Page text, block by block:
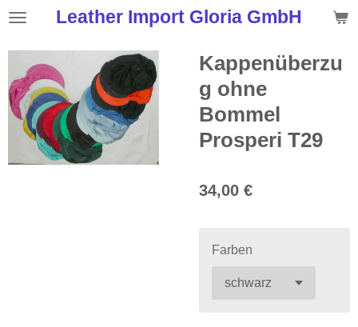
Zum
springen
Leather Import Gloria GmbH
Kappenüberzu
g ohne
Bommel
Prosperi T29
34,00 €
Farben